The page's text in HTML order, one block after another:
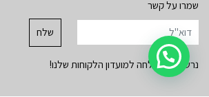
שמרו על קשר
נרשמת בהצלחה למועדון הלקוחות שלנו!